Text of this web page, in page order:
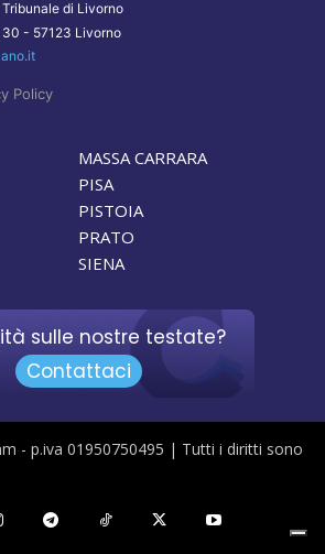
di Livorno
30 - 57123 Livorno
Policy
MASSA CARRARA
PISA
PISTOIA
PRATO
SIENA
sulle nostre testate?
Contattaci
- p.iva 01950750495 | Tutti i diritti sono